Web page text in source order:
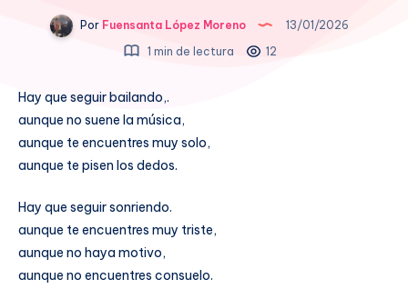
Por Fuensanta López Moreno
13/01/2026
1 min de lectura
12
Hay que seguir bailando,.
aunque no suene la música,
aunque te encuentres muy solo,
aunque te pisen los dedos.
Hay que seguir sonriendo.
aunque te encuentres muy triste,
aunque no haya motivo,
aunque no encuentres consuelo.